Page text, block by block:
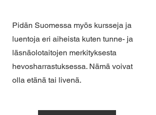
Pidän Suomessa myös kursseja ja
luentoja eri aiheista kuten tunne- ja
läsnäolotaitojen merkityksesta
hevosharrastuksessa. Nämä voivat
olla etänä tai livenä.